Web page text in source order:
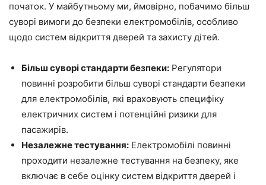
початок. У майбутньому ми, ймовірно, побачимо більш
суворі вимоги до безпеки електромобілів, особливо
щодо систем відкриття дверей та захисту дітей.
Більш суворі стандарти безпеки: Регулятори
повинні розробити більш суворі стандарти безпеки
для електромобілів, які враховують специфіку
електричних систем і потенційні ризики для
пасажирів.
Незалежне тестування: Електромобілі повинні
проходити незалежне тестування на безпеку, яке
включає в себе оцінку систем відкриття дверей і